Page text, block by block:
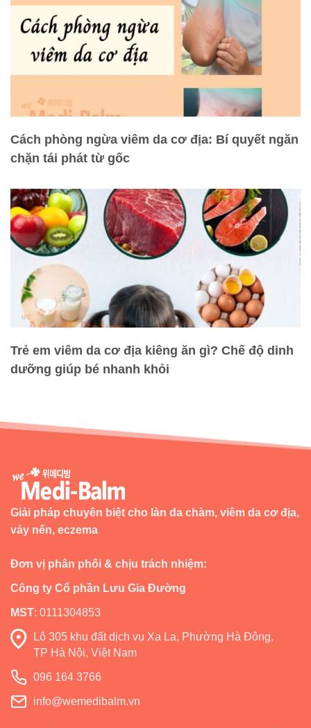
Cách phòng ngừa viêm da cơ địa: Bí quyết ngăn
chặn tái phát từ gốc
Trẻ em viêm da cơ địa kiêng ăn gì? Chế độ dinh
dưỡng giúp bé nhanh khỏi
Giải pháp chuyên biệt cho làn da chàm, viêm da cơ địa,
vảy nến, eczema
Đơn vị phân phối & chịu trách nhiệm:
Công ty Cổ phần Lưu Gia Đường
MST: 0111304853
Lô 305 khu đất dịch vụ Xa La, Phường Hà Đông,
TP Hà Nội, Việt Nam
096 164 3766
info@wemedibalm.vn